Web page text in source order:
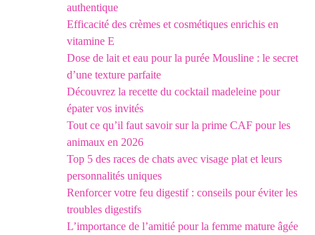
authentique
Efficacité des crèmes et cosmétiques enrichis en
vitamine E
Dose de lait et eau pour la purée Mousline : le secret
d’une texture parfaite
Découvrez la recette du cocktail madeleine pour
épater vos invités
Tout ce qu’il faut savoir sur la prime CAF pour les
animaux en 2026
Top 5 des races de chats avec visage plat et leurs
personnalités uniques
Renforcer votre feu digestif : conseils pour éviter les
troubles digestifs
L’importance de l’amitié pour la femme mature âgée